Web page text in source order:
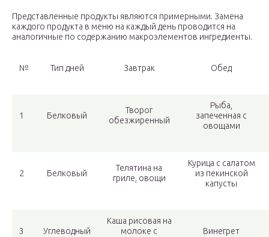
Представленные продукты являются примерными. Замена
каждого продукта в меню на каждый день проводится на
аналогичные по содержанию макроэлементов ингредиенты.
№ Тип дней Завтрак Обед
1 Белковый
Творог
обезжиренный
Рыба,
запеченная с
овощами
2 Белковый
Телятина на
гриле, овощи
Курица с салатом
из пекинской
капусты
3 Углеводный
Каша рисовая на
молоке с
Винегрет